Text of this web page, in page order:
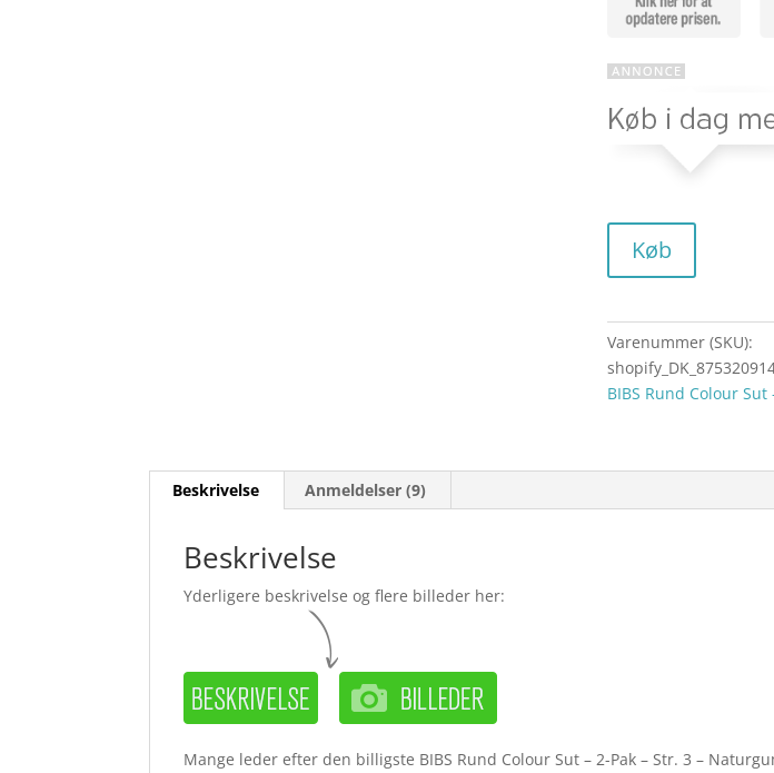
Køb
Varenummer (SKU):
BIBS Rund Colour Sut
Beskrivelse Anmeldelser (9)
Beskrivelse
Yderligere beskrivelse og flere billeder her:
Mange leder efter den billigste BIBS Rund Colour Sut – 2-Pak – Str. 3 –